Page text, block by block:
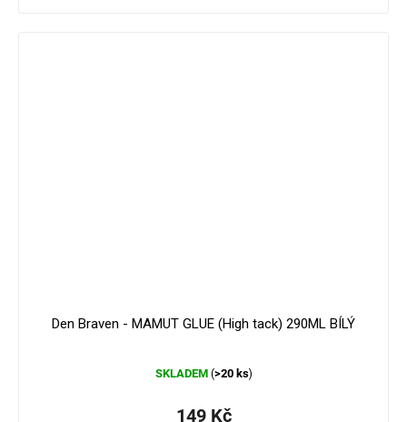
Den Braven - MAMUT GLUE (High tack) 290ML BÍLÝ
hodnocení
je
SKLADEM (>20 ks)
149 Kč